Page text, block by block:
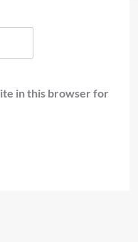
in this browser for